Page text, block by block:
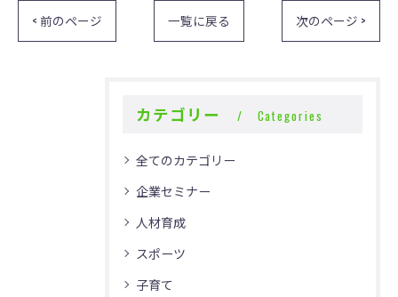
< 前のページ 一覧に戻る 次のページ >
カテゴリー Categories
全てのカテゴリー
企業セミナー
人材育成
スポーツ
子育て